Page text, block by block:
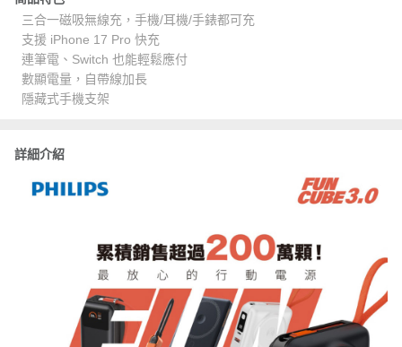
三合一磁吸無線充，手機/耳機/手錶都可充
支援 iPhone 17 Pro 快充
連筆電、Switch 也能輕鬆應付
數顯電量，自帶線加長
隱藏式手機支架
詳細介紹